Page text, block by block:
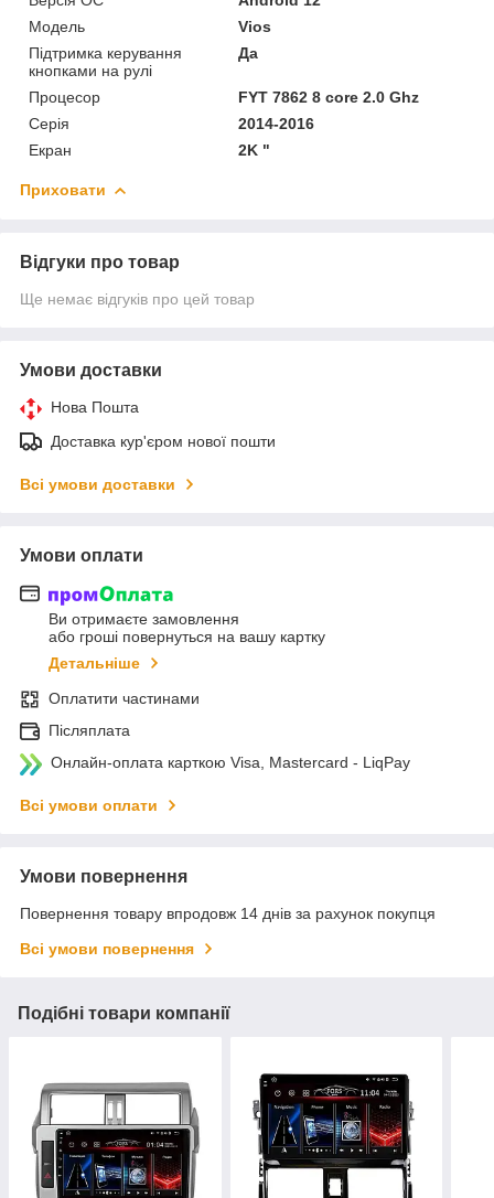
Мoдель
Vios
Підтримка керування
кнопками на рулі
Да
Процесор
FYT 7862 8 core 2.0 Ghz
Серія
2014-2016
Екран
2K "
Приховати
Відгуки про товар
Ще немає відгуків про цей товар
Умови доставки
Нова Пошта
Доставка кур'єром нової пошти
Всі умови доставки
Умови оплати
Ви отримаєте замовлення
або гроші повернуться на вашу картку
Детальніше
Оплатити частинами
Післяплата
Онлайн-оплата карткою Visa, Mastercard - LiqPay
Всі умови оплати
Умови повернення
Повернення товару впродовж 14 днів за рахунок покупця
Всі умови повернення
Подібні товари компанії